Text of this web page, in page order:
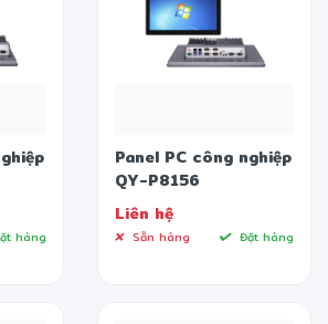
hàng
Panel PC công nghiệp
QY-P8156
Liên hệ
Sẵn hàng Đặt hàng